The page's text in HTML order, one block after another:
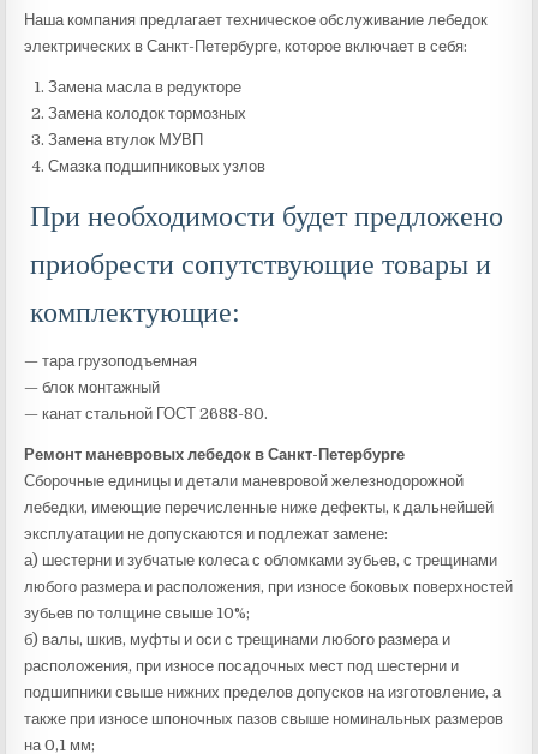
Наша компания предлагает техническое обслуживание лебедок
электрических в Санкт-Петербурге, которое включает в себя:
Замена масла в редукторе
Замена колодок тормозных
Замена втулок МУВП
Смазка подшипниковых узлов
При необходимости будет предложено
приобрести сопутствующие товары и
комплектующие:
— тара грузоподъемная
— блок монтажный
— канат стальной ГОСТ 2688-80.
Ремонт маневровых лебедок в Санкт-Петербурге
Сборочные единицы и детали маневровой железнодорожной
лебедки, имеющие перечисленные ниже дефекты, к дальнейшей
эксплуатации не допускаются и подлежат замене:
а) шестерни и зубчатые колеса с обломками зубьев, с трещинами
любого размера и расположения, при износе боковых поверхностей
зубьев по толщине свыше 10%;
б) валы, шкив, муфты и оси с трещинами любого размера и
расположения, при износе посадочных мест под шестерни и
подшипники свыше нижних пределов допусков на изготовление, а
также при износе шпоночных пазов свыше номинальных размеров
на 0,1 мм;